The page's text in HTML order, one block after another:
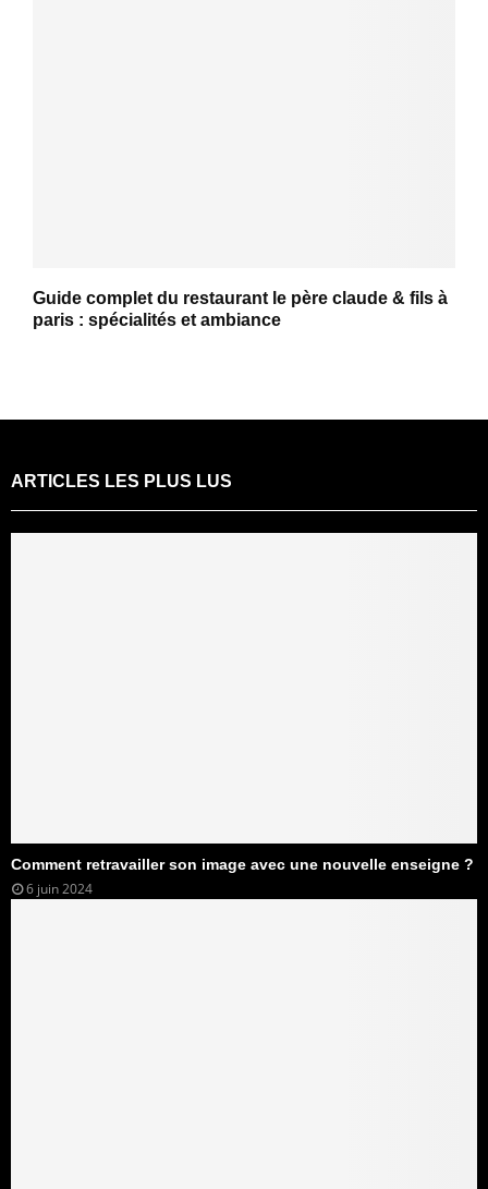
Guide complet du restaurant le père claude & fils à
paris : spécialités et ambiance
ARTICLES LES PLUS LUS
Comment retravailler son image avec une nouvelle enseigne ?
6 juin 2024